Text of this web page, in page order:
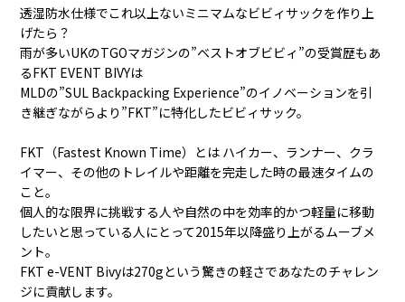
透湿防水仕様でこれ以上ないミニマムなビビィサックを作り上
げたら？
雨が多いUKのTGOマガジンの”ベストオブビビィ”の受賞歴もあ
るFKT EVENT BIVYは
MLDの”SUL Backpacking Experience”のイノベーションを引
き継ぎながらより”FKT”に特化したビビィサック。
FKT（Fastest Known Time）とは ハイカー、ランナー、クラ
イマー、その他のトレイルや距離を完走した時の最速タイムの
こと。
個人的な限界に挑戦する人や自然の中を効率的かつ軽量に移動
したいと思っている人にとって2015年以降盛り上がるムーブメ
ント。
FKT e-VENT Bivyは270gという驚きの軽さであなたのチャレン
ジに貢献します。